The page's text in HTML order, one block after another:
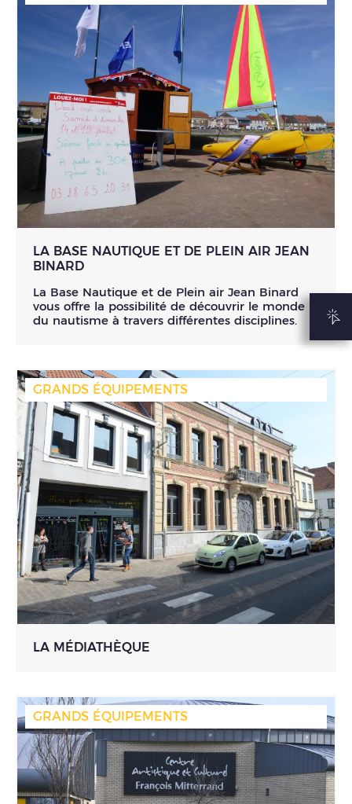
LA BASE NAUTIQUE ET DE PLEIN AIR JEAN
BINARD
La Base Nautique et de Plein air Jean Binard
vous offre la possibilité de découvrir le monde
du nautisme à travers différentes disciplines.
GRANDS ÉQUIPEMENTS
LA MÉDIATHÈQUE
GRANDS ÉQUIPEMENTS